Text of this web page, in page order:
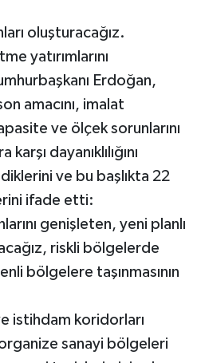
oluşturacağız.
yatırımlarını
Erdoğan,
amacını, imalat
ve ölçek sorunlarını
dayanıklılığını
ve bu başlıkta 22
ifade etti:
genişleten, yeni planlı
riskli bölgelerde
bölgelere taşınmasının
istihdam koridorları
sanayi bölgeleri